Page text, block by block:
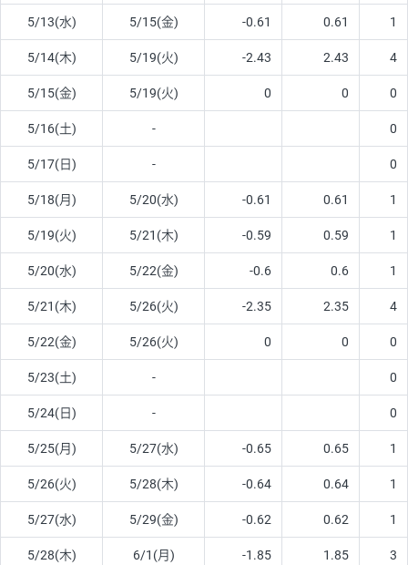
5/13(水) 5/15(金) -0.61 0.61 1
5/14(木) 5/19(火) -2.43 2.43 4
5/15(金) 5/19(火) 0 0 0
5/16(土) - 0
5/17(日) - 0
5/18(月) 5/20(水) -0.61 0.61 1
5/19(火) 5/21(木) -0.59 0.59 1
5/20(水) 5/22(金) -0.6 0.6 1
5/21(木) 5/26(火) -2.35 2.35 4
5/22(金) 5/26(火) 0 0 0
5/23(土) - 0
5/24(日) - 0
5/25(月) 5/27(水) -0.65 0.65 1
5/26(火) 5/28(木) -0.64 0.64 1
5/27(水) 5/29(金) -0.62 0.62 1
5/28(木) 6/1(月) -1.85 1.85 3